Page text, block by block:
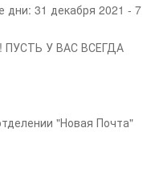
31 декабря 2021 - 7
У ВАС ВСЕГДА
"Новая Почта"